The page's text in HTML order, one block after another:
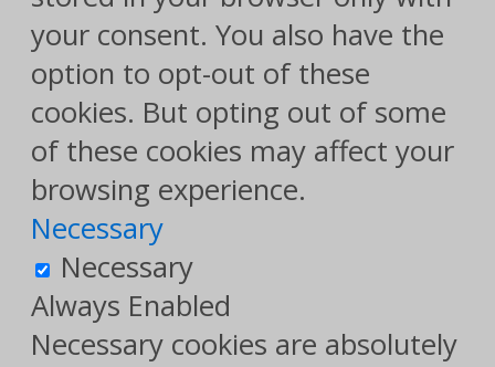
your consent. You also have the
option to opt-out of these
cookies. But opting out of some
of these cookies may affect your
browsing experience.
Necessary
Necessary
Always Enabled
Necessary cookies are absolutely